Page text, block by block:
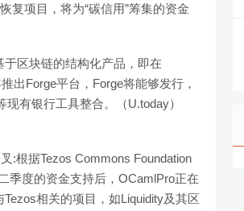
复项目，将为“碳信用”筹集的资金
区块链的结构化产品，即在
出Forge平台，Forge将能够发行，
有银行工具整合。（U.today）
:根据Tezos Commons Foundation
季度的资金支持后，OCamlPro正在
相关的项目，如Liquidity及其区